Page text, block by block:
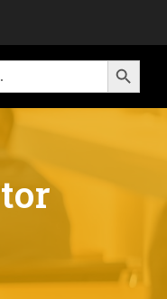
SEARCH BUTTON